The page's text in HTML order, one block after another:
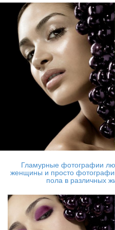
Гламурные фотографии
женщины и просто
пола в различных